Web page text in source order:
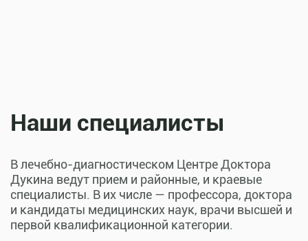
Наши специалисты
В лечебно-диагностическом Центре Доктора
Дукина ведут прием и районные, и краевые
специалисты. В их числе — профессора, доктора
и кандидаты медицинских наук, врачи высшей и
первой квалификационной категории.